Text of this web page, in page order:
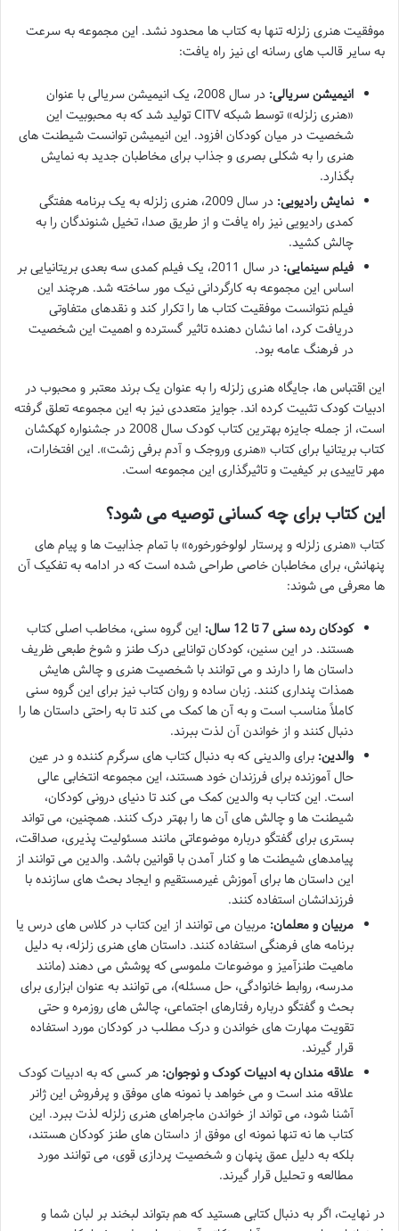
موفقیت هنری زلزله تنها به کتاب ها محدود نشد. این مجموعه به سرعت
به سایر قالب های رسانه ای نیز راه یافت:
انیمیشن سریالی:
در سال 2008، یک انیمیشن سریالی با عنوان
«هنری زلزله» توسط شبکه CITV تولید شد که به محبوبیت این
شخصیت در میان کودکان افزود. این انیمیشن توانست شیطنت های
هنری را به شکلی بصری و جذاب برای مخاطبان جدید به نمایش
بگذارد.
نمایش رادیویی:
در سال 2009، هنری زلزله به یک برنامه هفتگی
کمدی رادیویی نیز راه یافت و از طریق صدا، تخیل شنوندگان را به
چالش کشید.
فیلم سینمایی:
در سال 2011، یک فیلم کمدی سه بعدی بریتانیایی بر
اساس این مجموعه به کارگردانی نیک مور ساخته شد. هرچند این
فیلم نتوانست موفقیت کتاب ها را تکرار کند و نقدهای متفاوتی
دریافت کرد، اما نشان دهنده تاثیر گسترده و اهمیت این شخصیت
در فرهنگ عامه بود.
این اقتباس ها، جایگاه هنری زلزله را به عنوان یک برند معتبر و محبوب در
ادبیات کودک تثبیت کرده اند. جوایز متعددی نیز به این مجموعه تعلق گرفته
است، از جمله جایزه بهترین کتاب کودک سال 2008 در جشنواره کهکشان
کتاب بریتانیا برای کتاب «هنری وروجک و آدم برفی زشت». این افتخارات،
مهر تاییدی بر کیفیت و تاثیرگذاری این مجموعه است.
این کتاب برای چه کسانی توصیه می شود؟
کتاب «هنری زلزله و پرستار لولوخورخوره» با تمام جذابیت ها و پیام های
پنهانش، برای مخاطبان خاصی طراحی شده است که در ادامه به تفکیک آن
ها معرفی می شوند:
کودکان رده سنی 7 تا 12 سال:
این گروه سنی، مخاطب اصلی کتاب
هستند. در این سنین، کودکان توانایی درک طنز و شوخ طبعی ظریف
داستان ها را دارند و می توانند با شخصیت هنری و چالش هایش
همذات پنداری کنند. زبان ساده و روان کتاب نیز برای این گروه سنی
کاملاً مناسب است و به آن ها کمک می کند تا به راحتی داستان ها را
دنبال کنند و از خواندن آن لذت ببرند.
والدین: برای والدینی که به دنبال کتاب های سرگرم کننده و در عین
حال آموزنده برای فرزندان خود هستند، این مجموعه انتخابی عالی
است. این کتاب به والدین کمک می کند تا دنیای درونی کودکان،
شیطنت ها و چالش های آن ها را بهتر درک کنند. همچنین، می تواند
بستری برای گفتگو درباره موضوعاتی مانند مسئولیت پذیری، صداقت،
پیامدهای شیطنت ها و کنار آمدن با قوانین باشد. والدین می توانند از
این داستان ها برای آموزش غیرمستقیم و ایجاد بحث های سازنده با
فرزندانشان استفاده کنند.
مربیان و معلمان: مربیان می توانند از این کتاب در کلاس های درس یا
برنامه های فرهنگی استفاده کنند. داستان های هنری زلزله، به دلیل
ماهیت طنزآمیز و موضوعات ملموسی که پوشش می دهند (مانند
مدرسه، روابط خانوادگی، حل مسئله)، می توانند به عنوان ابزاری برای
بحث و گفتگو درباره رفتارهای اجتماعی، چالش های روزمره و حتی
تقویت مهارت های خواندن و درک مطلب در کودکان مورد استفاده
قرار گیرند.
علاقه مندان به ادبیات کودک و نوجوان: هر کسی که به ادبیات کودک
علاقه مند است و می خواهد با نمونه های موفق و پرفروش این ژانر
آشنا شود، می تواند از خواندن ماجراهای هنری زلزله لذت ببرد. این
کتاب ها نه تنها نمونه ای موفق از داستان های طنز کودکان هستند،
بلکه به دلیل عمق پنهان و شخصیت پردازی قوی، می توانند مورد
مطالعه و تحلیل قرار گیرند.
در نهایت، اگر به دنبال کتابی هستید که هم بتواند لبخند بر لبان شما و